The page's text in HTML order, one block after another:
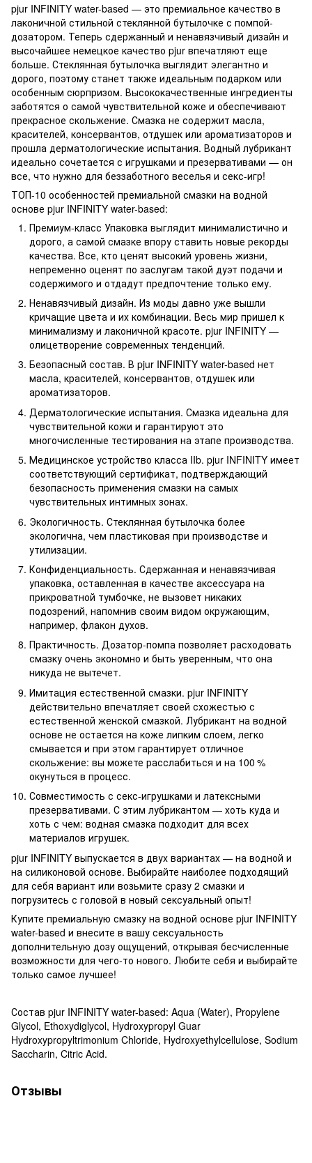
pjur INFINITY water-based — это премиальное качество в
лаконичной стильной стеклянной бутылочке с помпой-
дозатором. Теперь сдержанный и ненавязчивый дизайн и
высочайшее немецкое качество pjur впечатляют еще
больше. Стеклянная бутылочка выглядит элегантно и
дорого, поэтому станет также идеальным подарком или
особенным сюрпризом. Высококачественные ингредиенты
заботятся о самой чувствительной коже и обеспечивают
прекрасное скольжение. Смазка не содержит масла,
красителей, консервантов, отдушек или ароматизаторов и
прошла дерматологические испытания. Водный лубрикант
идеально сочетается с игрушками и презервативами — он
все, что нужно для беззаботного веселья и секс-игр!
ТОП-10 особенностей премиальной смазки на водной
основе pjur INFINITY water-based:
Премиум-класс Упаковка выглядит минималистично и
дорого, а самой смазке впору ставить новые рекорды
качества. Все, кто ценят высокий уровень жизни,
непременно оценят по заслугам такой дуэт подачи и
содержимого и отдадут предпочтение только ему.
Ненавязчивый дизайн. Из моды давно уже вышли
кричащие цвета и их комбинации. Весь мир пришел к
минимализму и лаконичной красоте. pjur INFINITY —
олицетворение современных тенденций.
Безопасный состав. В pjur INFINITY water-based нет
масла, красителей, консервантов, отдушек или
ароматизаторов.
Дерматологические испытания. Смазка идеальна для
чувствительной кожи и гарантируют это
многочисленные тестирования на этапе производства.
Медицинское устройство класса IIb. pjur INFINITY имеет
соответствующий сертификат, подтверждающий
безопасность применения смазки на самых
чувствительных интимных зонах.
Экологичность. Стеклянная бутылочка более
экологична, чем пластиковая при производстве и
утилизации.
Конфиденциальность. Сдержанная и ненавязчивая
упаковка, оставленная в качестве аксессуара на
прикроватной тумбочке, не вызовет никаких
подозрений, напомнив своим видом окружающим,
например, флакон духов.
Практичность. Дозатор-помпа позволяет расходовать
смазку очень экономно и быть уверенным, что она
никуда не вытечет.
Имитация естественной смазки. pjur INFINITY
действительно впечатляет своей схожестью с
естественной женской смазкой. Лубрикант на водной
основе не остается на коже липким слоем, легко
смывается и при этом гарантирует отличное
скольжение: вы можете расслабиться и на 100 %
окунуться в процесс.
Совместимость с секс-игрушками и латексными
презервативами. С этим лубрикантом — хоть куда и
хоть с чем: водная смазка подходит для всех
материалов игрушек.
pjur INFINITY выпускается в двух вариантах — на водной и
на силиконовой основе. Выбирайте наиболее подходящий
для себя вариант или возьмите сразу 2 смазки и
погрузитесь с головой в новый сексуальный опыт!
Купите премиальную смазку на водной основе pjur INFINITY
water-based и внесите в вашу сексуальность
дополнительную дозу ощущений, открывая бесчисленные
возможности для чего-то нового. Любите себя и выбирайте
только самое лучшее!
Состав pjur INFINITY water-based: Aqua (Water), Propylene
Glycol, Ethoxydiglycol, Hydroxypropyl Guar
Hydroxypropyltrimonium Chloride, Hydroxyethylcellulose, Sodium
Saccharin, Citric Acid.
Отзывы